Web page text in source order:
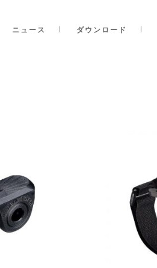
ニュース ダウンロード